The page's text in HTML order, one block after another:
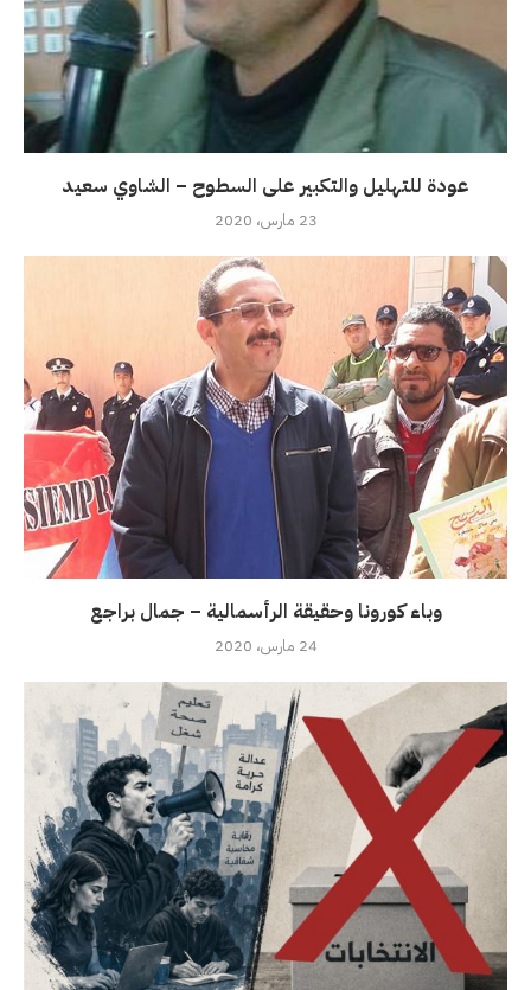
عودة للتهليل والتكبير على السطوح – الشاوي سعيد
23 مارس، 2020
وباء كورونا وحقيقة الرأسمالية – جمال براجع
24 مارس، 2020